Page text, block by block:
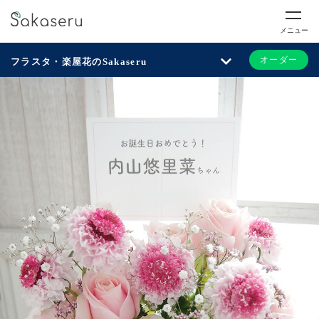
メニュー
フラスタ・楽屋花のSakaseru オーダー